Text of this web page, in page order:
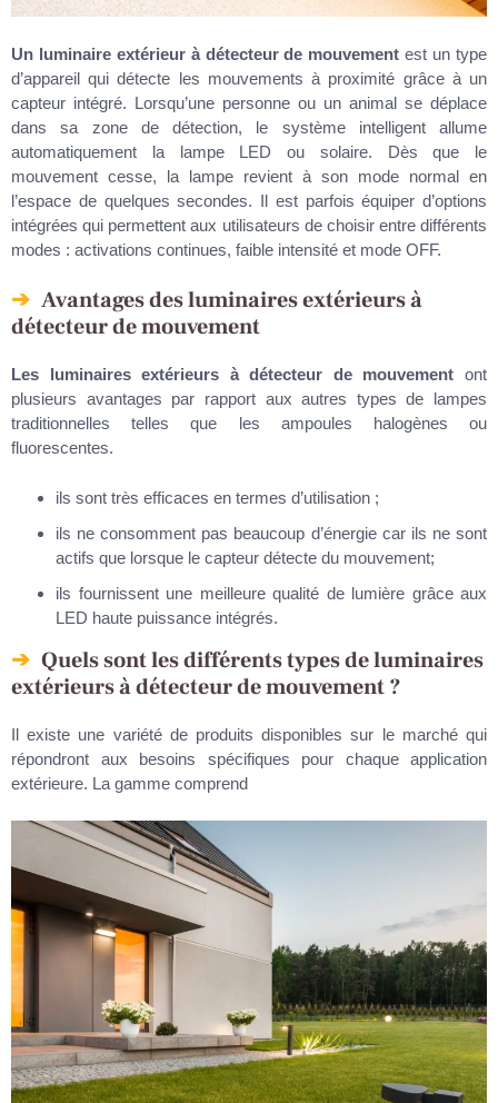
Un luminaire extérieur à détecteur de mouvement est un type
d’appareil qui détecte les mouvements à proximité grâce à un
capteur intégré. Lorsqu’une personne ou un animal se déplace
dans sa zone de détection, le système intelligent allume
automatiquement la lampe LED ou solaire. Dès que le
mouvement cesse, la lampe revient à son mode normal en
l’espace de quelques secondes. Il est parfois équiper d’options
intégrées qui permettent aux utilisateurs de choisir entre différents
modes : activations continues, faible intensité et mode OFF.
Avantages des luminaires extérieurs à
détecteur de mouvement
Les luminaires extérieurs à détecteur de mouvement ont
plusieurs avantages par rapport aux autres types de lampes
traditionnelles telles que les ampoules halogènes ou
fluorescentes.
ils sont très efficaces en termes d’utilisation ;
ils ne consomment pas beaucoup d’énergie car ils ne sont
actifs que lorsque le capteur détecte du mouvement;
ils fournissent une meilleure qualité de lumière grâce aux
LED haute puissance intégrés.
Quels sont les différents types de luminaires
extérieurs à détecteur de mouvement ?
Il existe une variété de produits disponibles sur le marché qui
répondront aux besoins spécifiques pour chaque application
extérieure. La gamme comprend